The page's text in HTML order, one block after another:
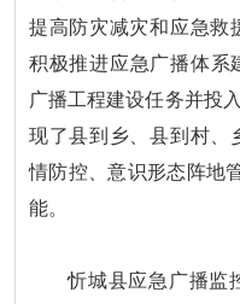
提高防灾减灾和应急救
积极推进应急广播体系
广播工程建设任务并投
现了县到乡、县到村、
情防控、意识形态阵地
能。
忻城县应急广播监